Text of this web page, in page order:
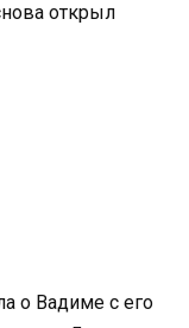
открыл
о Вадиме с его